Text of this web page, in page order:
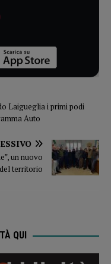
Laigueglia i primi podi
Auto
un nuovo
territorio
QUI